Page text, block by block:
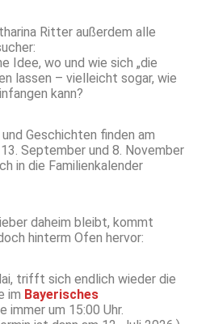
Ritter außerdem alle
Idee, wo und wie sich „die
lassen – vielleicht sogar, wie
kann?
Geschichten finden am
September und 8. November
in die Familienkalender
daheim bleibt, kommt
hinterm Ofen hervor:
trifft sich endlich wieder die
im Bayerisches
immer um 15:00 Uhr.